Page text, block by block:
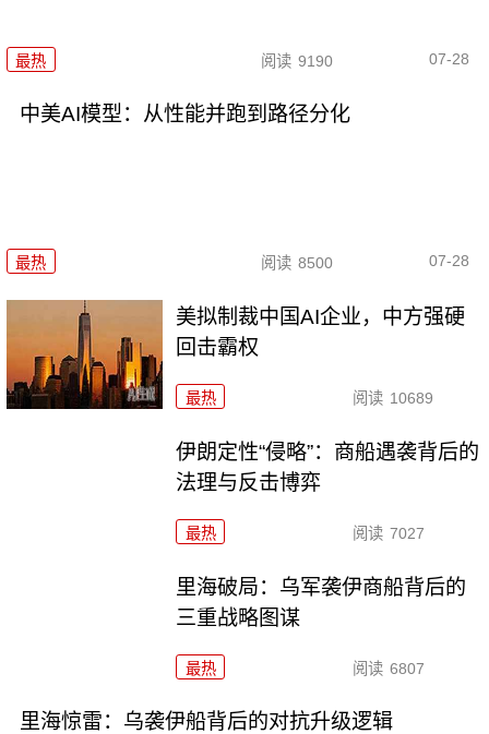
最热 阅读 9190 07-28
中美AI模型：从性能并跑到路径分化
最热 阅读 8500 07-28
美拟制裁中国AI企业，中方强硬
回击霸权
最热 阅读 10689
伊朗定性“侵略”：商船遇袭背后的
法理与反击博弈
最热 阅读 7027
里海破局：乌军袭伊商船背后的
三重战略图谋
最热 阅读 6807
里海惊雷：乌袭伊船背后的对抗升级逻辑